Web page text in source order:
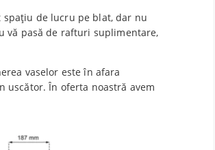
spațiu de lucru pe blat, dar nu
vă pasă de rafturi suplimentare,
vaselor este în afara
uscător. În oferta noastră avem